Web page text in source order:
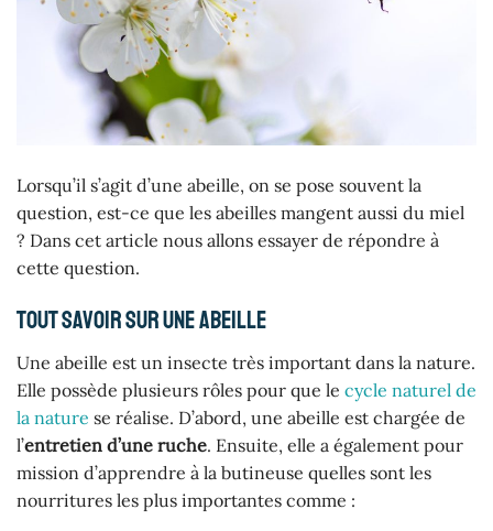
Lorsqu’il s’agit d’une abeille, on se pose souvent la
question, est-ce que les abeilles mangent aussi du miel
? Dans cet article nous allons essayer de répondre à
cette question.
Tout savoir sur une abeille
Une abeille est un insecte très important dans la nature.
Elle possède plusieurs rôles pour que le cycle naturel de
la nature se réalise. D’abord, une abeille est chargée de
l’entretien d’une ruche. Ensuite, elle a également pour
mission d’apprendre à la butineuse quelles sont les
nourritures les plus importantes comme :